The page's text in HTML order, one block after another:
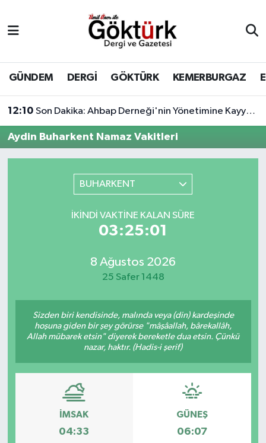
GÜNDEM DERGİ GÖKTÜRK KEMERBURGAZ
12:10 Son Dakika: Ahbap Derneği'nin Yönetimine Kayyum Atandı
Aydin Buharkent Namaz Vakitleri
BUHARKENT
İKINDI VAKTINE KALAN SÜRE
03:25:01
8 Ağustos 2026
25 Safer 1448
Sizden biri kendisinde, malında veya (din) kardeşinde
hoşuna giden bir şey görürse "mâşâallah, bârekallâh,
Allah mübarek etsin" diyerek bereketle dua etsin. Çünkü
nazar, haktır. (Hadis-i şerif)
İMSAK
04:33
GÜNEŞ
06:07
BİLİM
DERGİ
DÜNYA
EKONOMİ
KÜLTÜR - SANAT
SAĞLIK
Eyüpsultan Hava Durumu
Eyüpsultan Trafik Yoğunluk Haritası
Süper Lig Puan Durumu ve Fikstür
Tüm Manşetler
Haber Arşivi